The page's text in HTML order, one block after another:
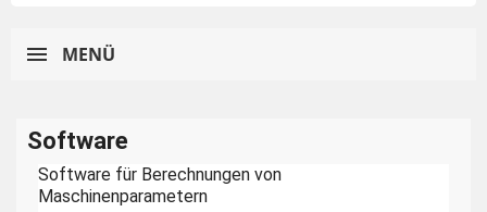
MENÜ
Software
Software für Berechnungen von
Maschinenparametern